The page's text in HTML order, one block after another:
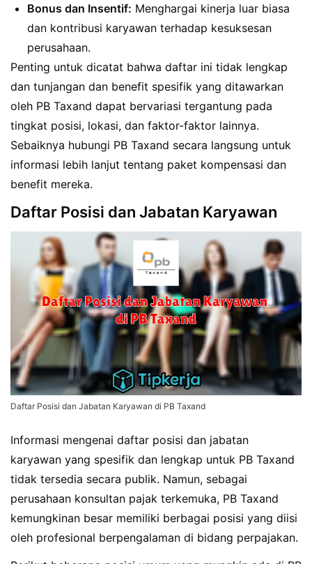
Bonus dan Insentif: Menghargai kinerja luar biasa
dan kontribusi karyawan terhadap kesuksesan
perusahaan.
Penting untuk dicatat bahwa daftar ini tidak lengkap
dan tunjangan dan benefit spesifik yang ditawarkan
oleh PB Taxand dapat bervariasi tergantung pada
tingkat posisi, lokasi, dan faktor-faktor lainnya.
Sebaiknya hubungi PB Taxand secara langsung untuk
informasi lebih lanjut tentang paket kompensasi dan
benefit mereka.
Daftar Posisi dan Jabatan Karyawan
Daftar Posisi dan Jabatan Karyawan di PB Taxand
Informasi mengenai daftar posisi dan jabatan
karyawan yang spesifik dan lengkap untuk PB Taxand
tidak tersedia secara publik. Namun, sebagai
perusahaan konsultan pajak terkemuka, PB Taxand
kemungkinan besar memiliki berbagai posisi yang diisi
oleh profesional berpengalaman di bidang perpajakan.